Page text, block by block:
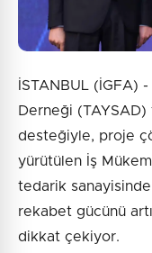
İSTANBUL (İGFA)
Derneği (TAYSAD)
desteğiyle, proje
yürütülen İş
tedarik
rekabet gücünü
dikkat çekiyor.